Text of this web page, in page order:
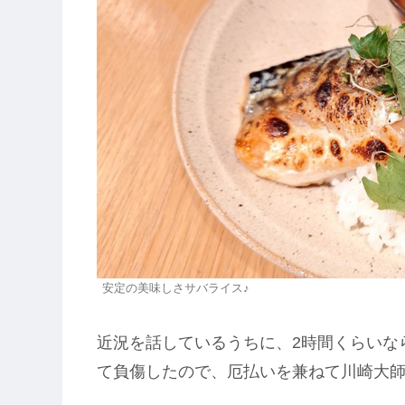
安定の美味しさサバライス♪
近況を話しているうちに、2時間くらい
て負傷したので、厄払いを兼ねて川崎大